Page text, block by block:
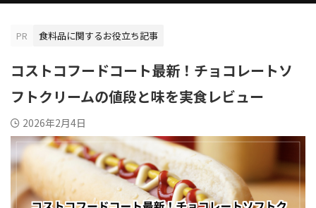
PR 食料品に関するお役立ち記事
コストコフードコート最新！チョコレートソ
フトクリームの値段と味を実食レビュー
2026年2月4日